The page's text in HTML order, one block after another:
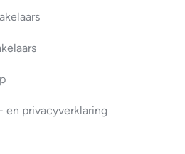
en privacyverklaring